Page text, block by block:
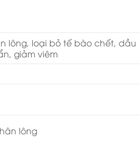
lông, loại bỏ tế bào chết, dầu
giảm viêm
lông